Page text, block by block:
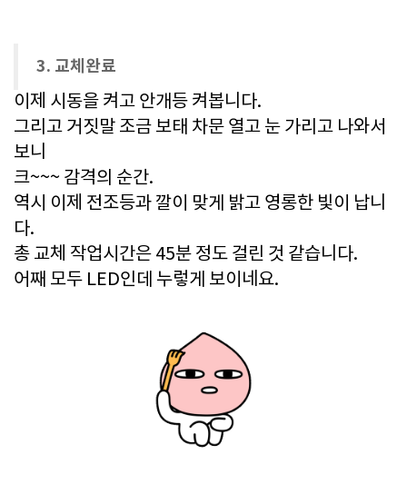
3. 교체완료
이제 시동을 켜고 안개등 켜봅니다.
그리고 거짓말 조금 보태 차문 열고 눈 가리고 나와서
보니
크~~~ 감격의 순간.
역시 이제 전조등과 깔이 맞게 밝고 영롱한 빛이 납니
다.
총 교체 작업시간은 45분 정도 걸린 것 같습니다.
어째 모두 LED인데 누렇게 보이네요.